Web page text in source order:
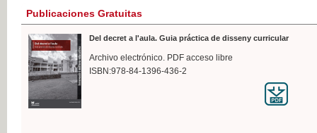
Publicaciones Gratuitas
Del decret a l'aula. Guia práctica de disseny curricular
Archivo electrónico. PDF acceso libre
ISBN:978-84-1396-436-2